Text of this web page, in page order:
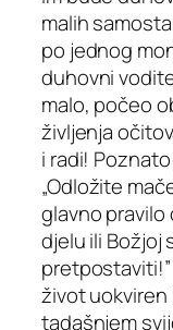
malih
po jednog
duhovni
malo, počeo
življenja
i radi!
„Odložite
glavno pravilo
djelu ili Božjoj
život uokviren
tadašnjem